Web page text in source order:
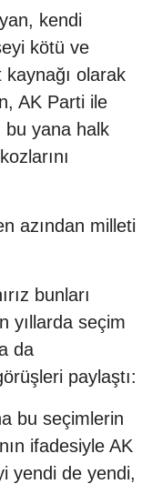
kendi
kötü ve
olarak
AK Parti ile
bu yana halk
azından milleti
bunları
yıllarda seçim
da
paylaştı:
bu seçimlerin
ifadesiyle AK
yendi de yendi,